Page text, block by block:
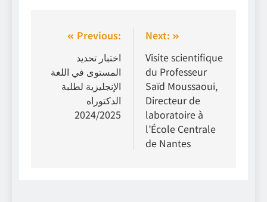
Previous:
اختبار تحديد
المستوى في اللغة
الإنجليزية لطلبة
الدكتوراه
2024/2025
Next:
Visite scientifique
du Professeur
Saïd Moussaoui,
Directeur de
laboratoire à
l’École Centrale
de Nantes